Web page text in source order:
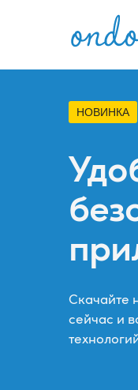
НОВИНКА
Скачайте
сейчас и